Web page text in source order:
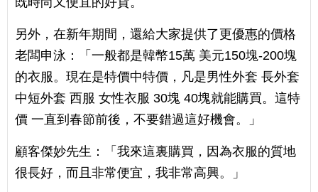
另外，在新年期間，還給大家提供了更優惠的價格
老闆申泳：「一般都是韓幣15萬 美元150塊-200塊
的衣服。現在是特價中特價，凡是男性外套 長外套
中短外套 西服 女性衣服 30塊 40塊就能購買。這特
價 一直到春節前後，不要錯過這好機會。」
顧客傑妙先生：「我來這裏購買，因為衣服的質地
很長好，而且非常便宜，我非常高興。」